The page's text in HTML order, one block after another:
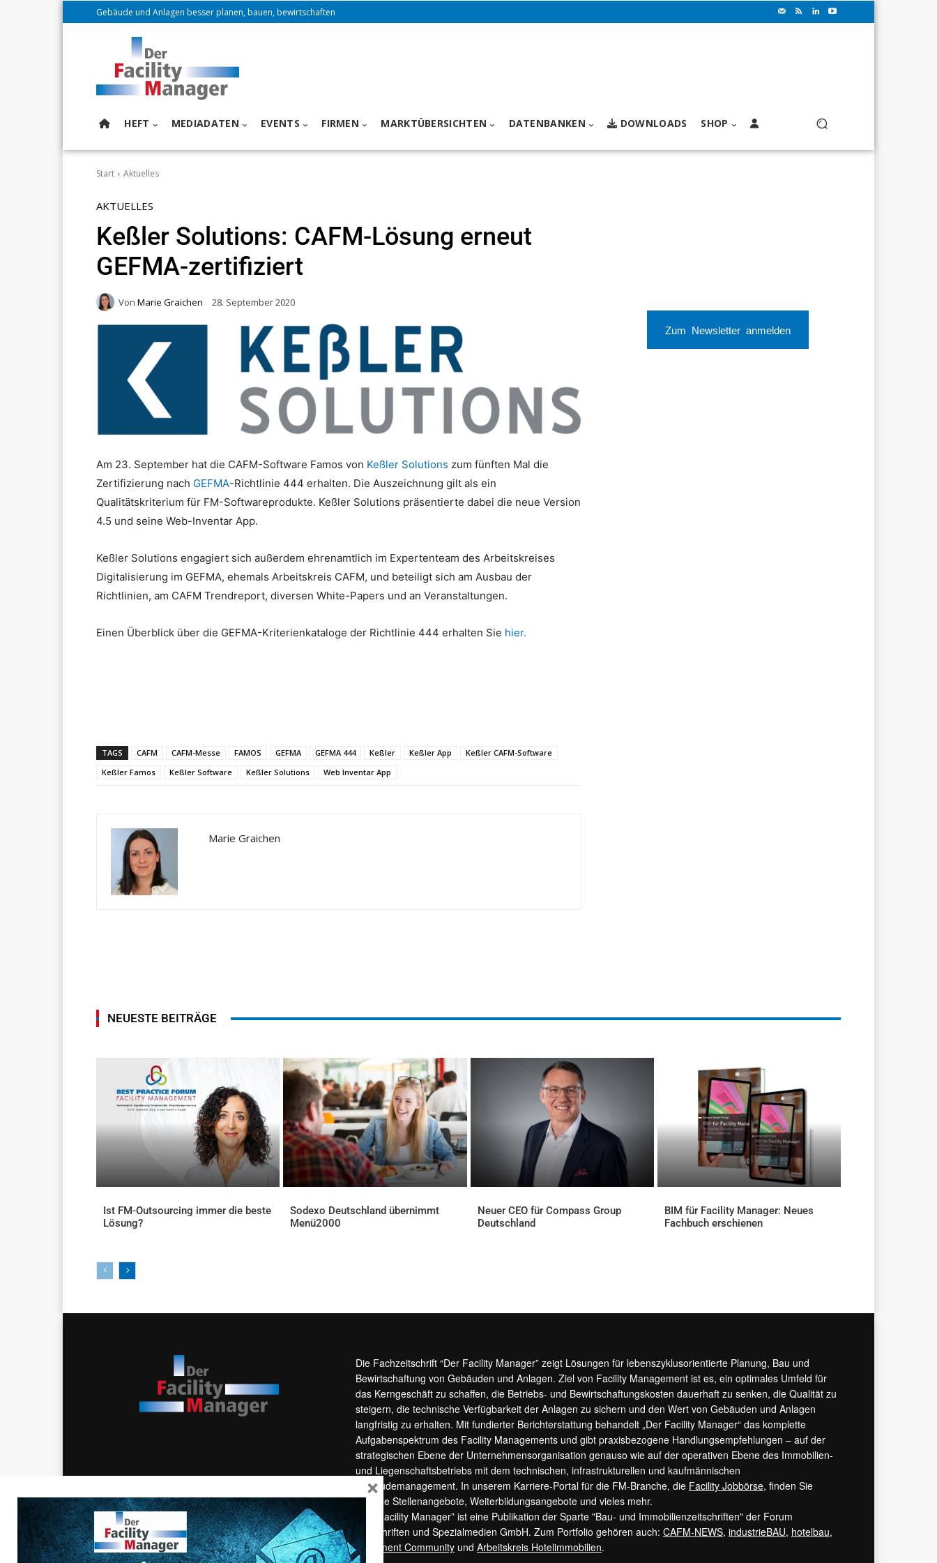
Gebäude und Anlagen besser planen, bauen, bewirtschaften
HEFT MEDIADATEN EVENTS FIRMEN MARKTÜBERSICHTEN DATENBANKEN DOWNLOADS SHOP
Start Aktuelles
AKTUELLES
Keßler Solutions: CAFM-Lösung erneut
GEFMA-zertifiziert
Von Marie Graichen 28. September 2020
Am 23. September hat die CAFM-Software Famos von Keßler Solutions zum fünften Mal die
Zertifizierung nach GEFMA-Richtlinie 444 erhalten. Die Auszeichnung gilt als ein
Qualitätskriterium für FM-Softwareprodukte. Keßler Solutions präsentierte dabei die neue Version
4.5 und seine Web-Inventar App.
Keßler Solutions engagiert sich außerdem ehrenamtlich im Expertenteam des Arbeitskreises
Digitalisierung im GEFMA, ehemals Arbeitskreis CAFM, und beteiligt sich am Ausbau der
Richtlinien, am CAFM Trendreport, diversen White-Papers und an Veranstaltungen.
Einen Überblick über die GEFMA-Kriterienkataloge der Richtlinie 444 erhalten Sie hier.
TAGS CAFM CAFM-Messe FAMOS GEFMA GEFMA 444 Keßler Keßler App
Keßler CAFM-Software
Keßler Famos
Keßler Software Keßler Solutions Web Inventar App
Marie Graichen
Zum Newsletter anmelden
NEUESTE BEITRÄGE
Ist FM-Outsourcing immer die beste
Lösung?
Sodexo Deutschland übernimmt
Menü2000
Neuer CEO für Compass Group
Deutschland
BIM für Facility Manager: Neues
Fachbuch erschienen
Die Fachzeitschrift “Der Facility Manager” zeigt Lösungen für lebenszyklusorientierte Planung, Bau und
Bewirtschaftung von Gebäuden und Anlagen. Ziel von Facility Management ist es, ein optimales Umfeld für
das Kerngeschäft zu schaffen, die Betriebs- und Bewirtschaftungskosten dauerhaft zu senken, die Qualität zu
steigern, die technische Verfügbarkeit der Anlagen zu sichern und den Wert von Gebäuden und Anlagen
langfristig zu erhalten. Mit fundierter Berichterstattung behandelt „Der Facility Manager“ das komplette
Aufgabenspektrum des Facility Managements und gibt praxisbezogene Handlungsempfehlungen – auf der
strategischen Ebene der Unternehmensorganisation genauso wie auf der operativen Ebene des Immobilien-
und Liegenschaftsbetriebs mit dem technischen, infrastrukturellen und kaufmännischen
Gebäudemanagement. In unserem Karriere-Portal für die FM-Branche, die Facility Jobbörse, finden Sie
aktuelle Stellenangebote, Weiterbildungsangebote und vieles mehr.
“Der Facility Manager” ist eine Publikation der Sparte "Bau- und Immobilienzeitschriften" der Forum
Zeitschriften und Spezialmedien GmbH. Zum Portfolio gehören auch: CAFM-NEWS, industrieBAU, hotelbau,
Apartment Community und Arbeitskreis Hotelimmobilien.
×